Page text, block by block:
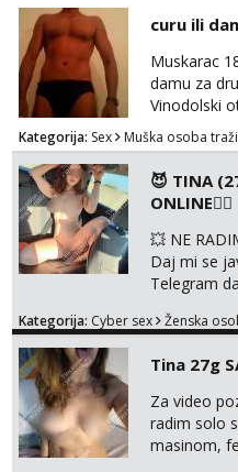
Eventualne
osobnosti i
@m49229
curu ili
Muskarac
damu za
Vinodolski
Kategorija: Sex Muška osoba
😈 TINA
ONLINE❤️‍🔥
💥 NE
Daj mi se
Telegram
videopoziv
videa,
UŽIVO🤬 🤬
RADIM
NE RADIM
Kategorija: Cyber sex Ženska
Tina 27g
Za video
radim solo
masinom,